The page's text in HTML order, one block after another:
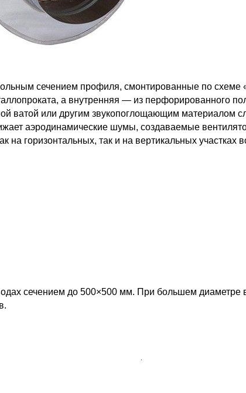
сечением профиля, смонтированные по схеме
а внутренняя — из перфорированного
ватой или другим звукопоглощающим материалом
аэродинамические шумы, создаваемые
на горизонтальных, так и на вертикальных участках
сечением до 500×500 мм. При большем диаметре